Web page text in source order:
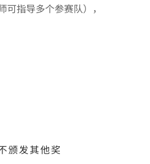
指导多个参赛队），
颁发其他奖